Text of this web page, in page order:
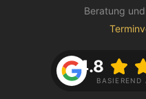
Beratung
4.8
BASIEREND